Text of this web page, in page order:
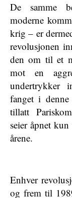
De samme
moderne
krig – er
revolusjonen
den om til et
mot en
undertrykker
fanget i
tillatt
seier åpnet
årene.
Enhver
og frem til